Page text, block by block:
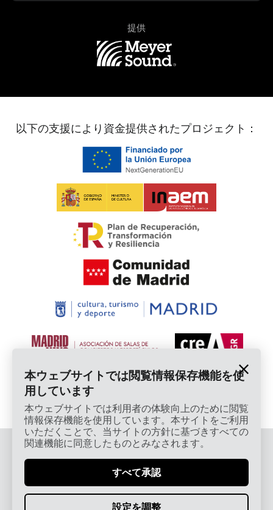
提供
以下の支援により資金提供されたプロジェクト：
© 2026 Cardamomo Flamenco Madrid - 著作権保護
済み
法的通知・プライバシーポリシー
Términos, Condiciones, Protección de Datos,
本ウェブサイトでは閲覧情報保存機能を使
用しています
本ウェブサイトでは利用者の体験向上のために閲覧
情報保存機能を使用しています。本サイトをご利用
いただくことで、当サイトの方針に基づきすべての
関連機能に同意したものとみなされます。
すべて承認
設定を調整